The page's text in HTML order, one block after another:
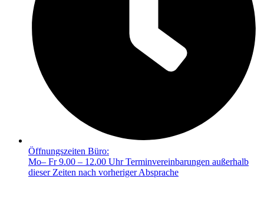
Öffnungszeiten Büro:
Mo– Fr 9.00 – 12.00 Uhr Terminvereinbarungen außerhalb
dieser Zeiten nach vorheriger Absprache